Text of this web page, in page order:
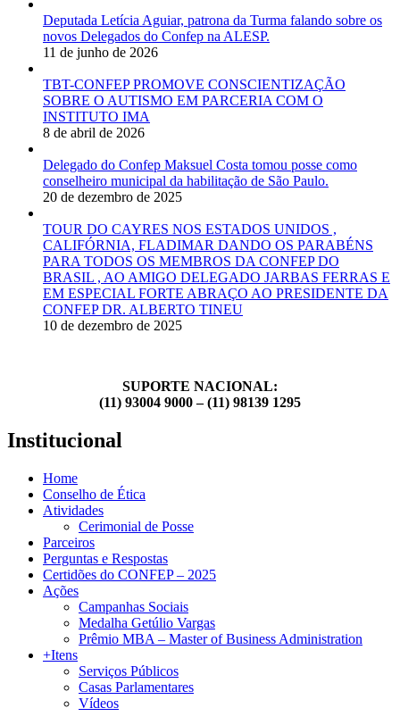
Deputada Letícia Aguiar, patrona da Turma falando sobre os
novos Delegados do Confep na ALESP.
11 de junho de 2026
TBT-CONFEP PROMOVE CONSCIENTIZAÇÃO
SOBRE O AUTISMO EM PARCERIA COM O
INSTITUTO IMA
8 de abril de 2026
Delegado do Confep Maksuel Costa tomou posse como
conselheiro municipal da habilitação de São Paulo.
20 de dezembro de 2025
TOUR DO CAYRES NOS ESTADOS UNIDOS ,
CALIFÓRNIA, FLADIMAR DANDO OS PARABÉNS
PARA TODOS OS MEMBROS DA CONFEP DO
BRASIL , AO AMIGO DELEGADO JARBAS FERRAS E
EM ESPECIAL FORTE ABRAÇO AO PRESIDENTE DA
CONFEP DR. ALBERTO TINEU
10 de dezembro de 2025
SUPORTE NACIONAL:
(11) 93004 9000 – (11) 98139 1295
Institucional
Home
Conselho de Ética
Atividades
Cerimonial de Posse
Parceiros
Perguntas e Respostas
Certidões do CONFEP – 2025
Ações
Campanhas Sociais
Medalha Getúlio Vargas
Prêmio MBA – Master of Business Administration
+Itens
Serviços Públicos
Casas Parlamentares
Vídeos